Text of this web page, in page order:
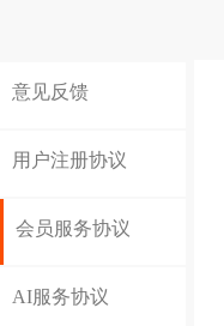
意见反馈
用户注册协议
会员服务协议
AI服务协议